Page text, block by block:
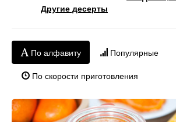
Другие десерты
По алфавиту Популярные
По скорости приготовления